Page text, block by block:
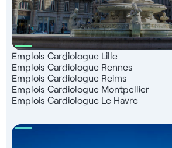
Emplois Cardiologue Lille
Emplois Cardiologue Rennes
Emplois Cardiologue Reims
Emplois Cardiologue Montpellier
Emplois Cardiologue Le Havre